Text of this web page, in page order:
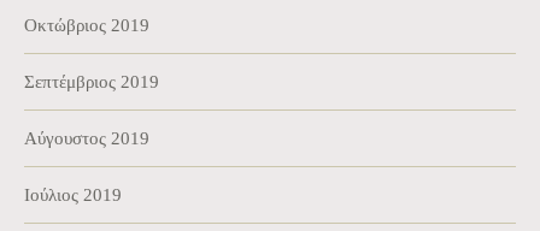
Οκτώβριος 2019
Σεπτέμβριος 2019
Αύγουστος 2019
Ιούλιος 2019